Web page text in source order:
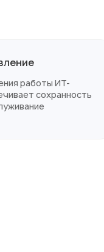
работы ИТ-
сохранность